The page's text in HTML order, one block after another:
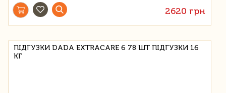
2620 грн
ПІДГУЗКИ DADA EXTRACARE 6 78 ШТ ПІДГУЗКИ 16
КГ